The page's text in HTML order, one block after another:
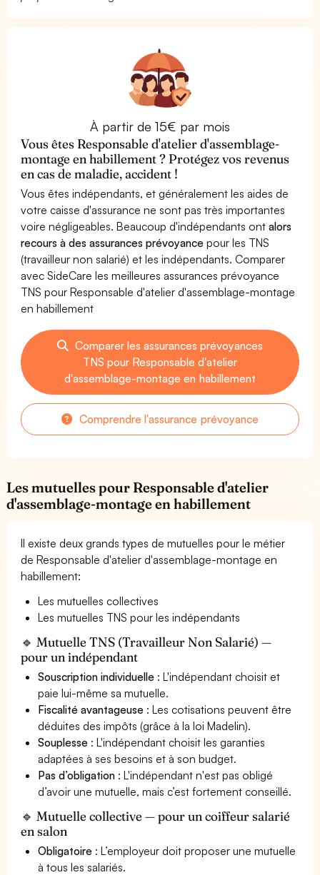
À partir de 15€ par mois
Vous êtes Responsable d'atelier d'assemblage-
montage en habillement ? Protégez vos revenus
en cas de maladie, accident !
Vous êtes indépendants, et généralement les aides de
votre caisse d'assurance ne sont pas très importantes
voire négligeables. Beaucoup d'indépendants ontalors
recours à des assurances prévoyance pour les TNS
(travailleur non salarié) et les indépendants. Comparer
avec SideCare les meilleures assurances prévoyance
TNS pour Responsable d'atelier d'assemblage-montage
en habillement
Comparer les assurances prévoyances
TNS pour Responsable d'atelier
d'assemblage-montage en habillement
Comprendre l'assurance prévoyance
Les mutuelles pour Responsable d'atelier
d'assemblage-montage en habillement
Il existe deux grands types de mutuelles pour le métier
de Responsable d'atelier d'assemblage-montage en
habillement:
Les mutuelles collectives
Les mutuelles TNS pour les indépendants
🔹 Mutuelle TNS (Travailleur Non Salarié) —
pour un indépendant
Souscription individuelle : L'indépendant choisit et
paie lui-même sa mutuelle.
Fiscalité avantageuse : Les cotisations peuvent être
déduites des impôts (grâce à la loi Madelin).
Souplesse : L'indépendant choisit les garanties
adaptées à ses besoins et à son budget.
Pas d’obligation : L'indépendant n'est pas obligé
d’avoir une mutuelle, mais c’est fortement conseillé.
🔹 Mutuelle collective — pour un coiffeur salarié
en salon
Obligatoire : L’employeur doit proposer une mutuelle
à tous les salariés.